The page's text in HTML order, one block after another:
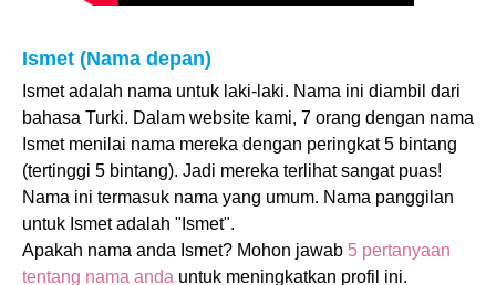
Ismet (Nama depan)
Ismet adalah nama untuk laki-laki. Nama ini diambil dari
bahasa Turki. Dalam website kami, 7 orang dengan nama
Ismet menilai nama mereka dengan peringkat 5 bintang
(tertinggi 5 bintang). Jadi mereka terlihat sangat puas!
Nama ini termasuk nama yang umum. Nama panggilan
untuk Ismet adalah "Ismet".
Apakah nama anda Ismet? Mohon jawab 5 pertanyaan
tentang nama anda untuk meningkatkan profil ini.